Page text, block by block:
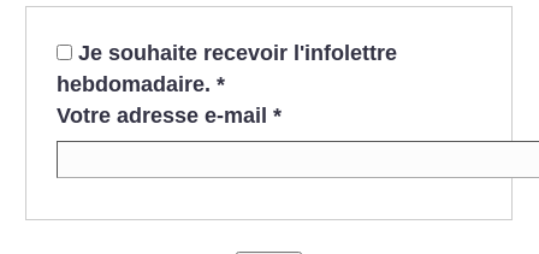
Je souhaite recevoir l'infolettre
hebdomadaire. *
Votre adresse e-mail *